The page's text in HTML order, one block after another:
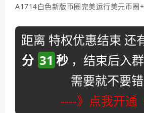
A1714白色新版币圈完美运行美元币圈
距离 特权优惠结束 还
分 30 秒 ，结束后入
需要就不要
----》点我开通